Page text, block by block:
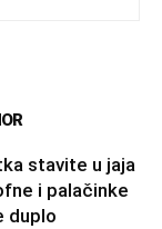
stavite u jaja
i palačinke
duplo